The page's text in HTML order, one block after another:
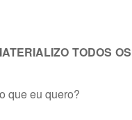
TODOS OS
que eu quero?